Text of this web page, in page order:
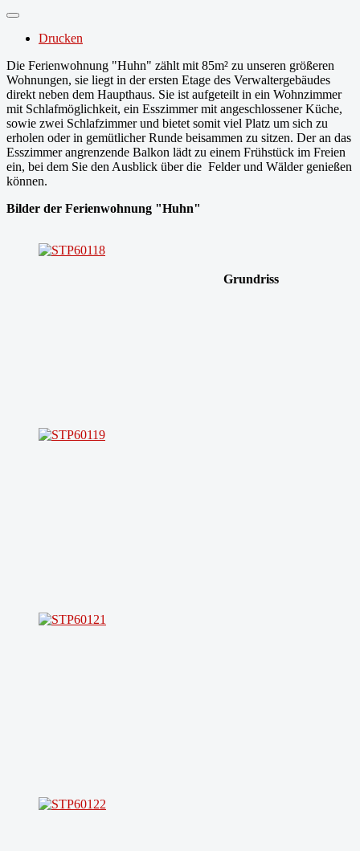
Drucken
Die Ferienwohnung "Huhn" zählt mit 85m² zu unseren größeren
Wohnungen, sie liegt in der ersten Etage des Verwaltergebäudes
direkt neben dem Haupthaus. Sie ist aufgeteilt in ein Wohnzimmer
mit Schlafmöglichkeit, ein Esszimmer mit angeschlossener Küche,
sowie zwei Schlafzimmer und bietet somit viel Platz um sich zu
erholen oder in gemütlicher Runde beisammen zu sitzen. Der an das
Esszimmer angrenzende Balkon lädt zu einem Frühstück im Freien
ein, bei dem Sie den Ausblick über die Felder und Wälder genießen
können.
Bilder der Ferienwohnung "Huhn"
Grundriss